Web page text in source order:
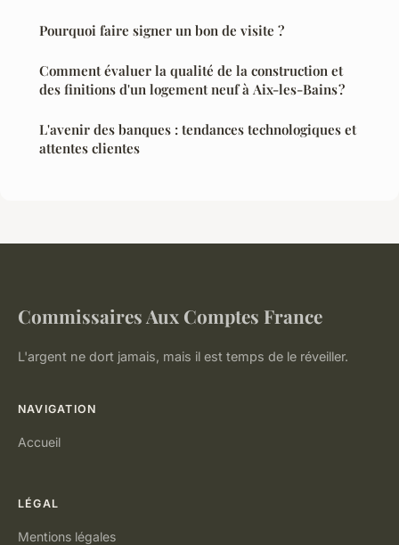
Pourquoi faire signer un bon de visite ?
Comment évaluer la qualité de la construction et
des finitions d'un logement neuf à Aix-les-Bains ?
L'avenir des banques : tendances technologiques et
attentes clientes
Commissaires Aux Comptes France
L'argent ne dort jamais, mais il est temps de le réveiller.
NAVIGATION
Accueil
LÉGAL
Mentions légales